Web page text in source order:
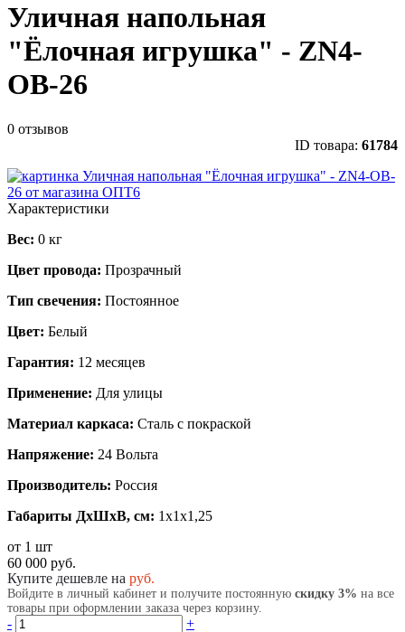
Уличная напольная
"Ёлочная игрушка" - ZN4-
OB-26
0 отзывов
ID товара: 61784
Характеристики
Вес: 0 кг
Цвет провода: Прозрачный
Тип свечения: Постоянное
Цвет: Белый
Гарантия: 12 месяцев
Применение: Для улицы
Материал каркаса: Сталь с покраской
Напряжение: 24 Вольта
Производитель: Россия
Габариты ДхШхВ, см: 1x1x1,25
от 1 шт
60 000 руб.
Купите дешевле на руб.
Войдите в личный кабинет и получите постоянную скидку 3% на все
товары при оформлении заказа через корзину.
-
+